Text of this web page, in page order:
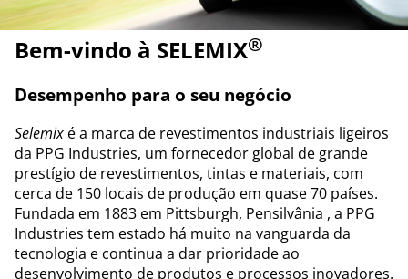
Bem-vindo à SELEMIX®
Desempenho para o seu negócio
Selemix é a marca de revestimentos industriais ligeiros
da PPG Industries, um fornecedor global de grande
prestígio de revestimentos, tintas e materiais, com
cerca de 150 locais de produção em quase 70 países.
Fundada em 1883 em Pittsburgh, Pensilvânia , a PPG
Industries tem estado há muito na vanguarda da
tecnologia e continua a dar prioridade ao
desenvolvimento de produtos e processos inovadores.